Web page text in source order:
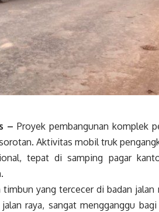
– Proyek pembangunan komplek
Aktivitas mobil truk
tepat di samping pagar
timbun yang tercecer di badan
raya, sangat mengganggu